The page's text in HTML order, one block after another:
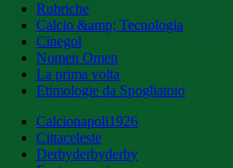
Rubriche
Calcio &amp; Tecnologia
Cinegol
Nomen Omen
La prima volta
Etimologie da Spogliatoio
Calcionapoli1926
Cittaceleste
Derbyderbyderby